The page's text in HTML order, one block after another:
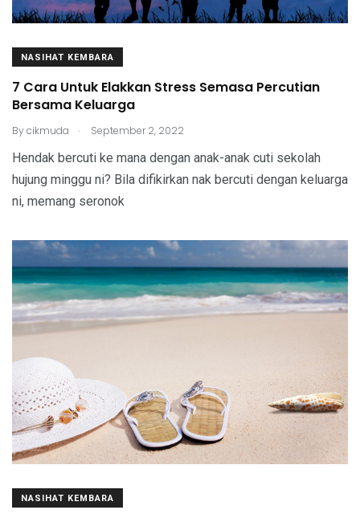
NASIHAT KEMBARA
7 Cara Untuk Elakkan Stress Semasa Percutian
Bersama Keluarga
Bycikmuda . September 2, 2022
Hendak bercuti ke mana dengan anak-anak cuti sekolah
hujung minggu ni? Bila difikirkan nak bercuti dengan keluarga
ni, memang seronok
NASIHAT KEMBARA